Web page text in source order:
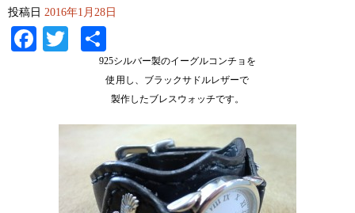
投稿日 2016年1月28日
Facebook
Twitter
有
925シルバー製のイーグルコンチョを
使用し、ブラックサドルレザーで
製作したブレスウォッチです。